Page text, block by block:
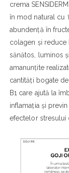
crema
în mod natural cu
abundență în
colagen și reduce
sănătos, luminos
amanunțite
cantități bogate
B1 care ajută la
inflamația și
efectelor stresului